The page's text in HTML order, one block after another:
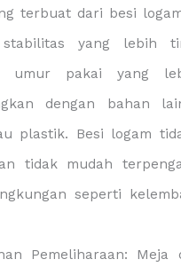
terbuat dari besi
yang lebih
umur pakai yang
dengan bahan
plastik. Besi logam
tidak mudah
seperti
Pemeliharaan: Meja